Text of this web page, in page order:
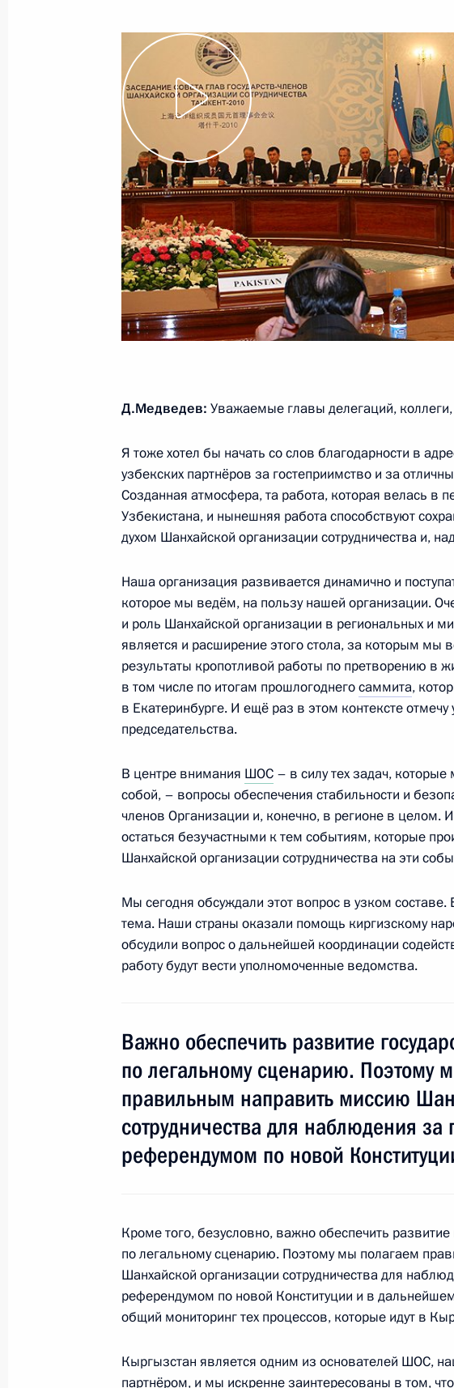
Открыт официальный сайт председательства
в 2014–2015 годах
15 сентября 2014 года, 12:00
Встреча с Председателем КНР Си Цзиньпином
11 сентября 2014 года, 15:30
Владимир Путин примет участие в саммите ШОС
8 сентября 2014 года, 16:10
Президент России посетит Киргизию
13 сентября 2012 года, 12:30
В Пекине состоялся саммит Шанхайской
сотрудничества
7 июня 2012 года, 08:30
Телефонный разговор с Президентом
Рахмоном
25 февраля 2012 года, 16:20
10-й саммит Шанхайской организации
Выступление на заседании Совета глав
в расширенном составе
Дмитрий Медведев прибыл в Астану для
14 июня 2011 года, 17:30
14–15 июня Дмитрий Медведев примет участие в
Подписан Федеральный закон «О ратификации
о подготовке кадров для антитеррористических
4 октября 2010 года, 12:00
Д.Медведев: Уважаемые главы делегаций,
Я тоже хотел бы начать со слов благодарности в
узбекских партнёров за гостеприимство и за
Созданная атмосфера, та работа, которая велась в
Узбекистана, и нынешняя работа способствуют
духом Шанхайской организации сотрудничества и,
Наша организация развивается динамично и
которое мы ведём, на пользу нашей организации.
и роль Шанхайской организации в региональных и
является и расширение этого стола, за которым мы
результаты кропотливой работы по претворению в
в том числе по итогам прошлогоднегосаммита,
в Екатеринбурге. И ещё раз в этом контексте
председательства.
В центре внимания ШОС – в силу тех задач,
собой, – вопросы обеспечения стабильности и
членов Организации и, конечно, в регионе в целом.
остаться безучастными к тем событиям, которые
Шанхайской организации сотрудничества на эти
Мы сегодня обсуждали этот вопрос в узком
тема. Наши страны оказали помощь киргизскому
обсудили вопрос о дальнейшей координации
работу будут вести уполномоченные ведомства.
Важно обеспечить развитие
по легальному сценарию. Поэтому
правильным направить миссию
сотрудничества для наблюдения
референдумом по новой
Кроме того, безусловно, важно обеспечить развитие
по легальному сценарию. Поэтому мы полагаем
Шанхайской организации сотрудничества для
референдумом по новой Конституции и в
общий мониторинг тех процессов, которые идут в
Кыргызстан является одним из основателей ШОС,
партнёром, и мы искренне заинтересованы в том,